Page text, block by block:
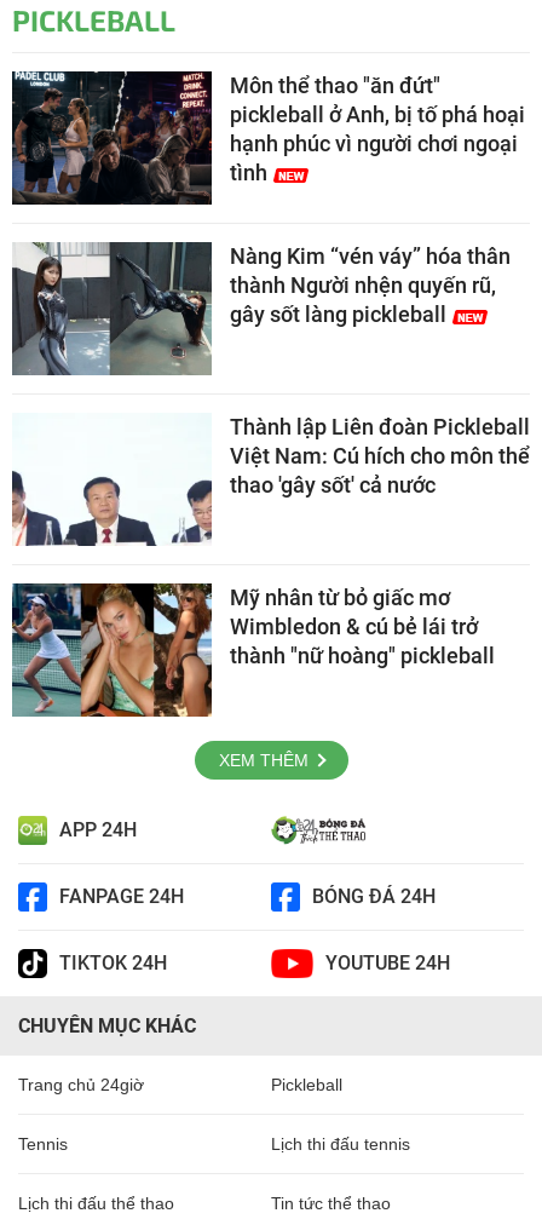
PICKLEBALL
Môn thể thao "ăn đứt"
pickleball ở Anh, bị tố phá hoại
hạnh phúc vì người chơi ngoại
tình
Nàng Kim “vén váy” hóa thân
thành Người nhện quyến rũ,
gây sốt làng pickleball
Thành lập Liên đoàn Pickleball
Việt Nam: Cú hích cho môn thể
thao 'gây sốt' cả nước
Mỹ nhân từ bỏ giấc mơ
Wimbledon & cú bẻ lái trở
thành "nữ hoàng" pickleball
XEM THÊM
APP 24H
FANPAGE 24H BÓNG ĐÁ 24H
TIKTOK 24H YOUTUBE 24H
CHUYÊN MỤC KHÁC
Trang chủ 24giờ Pickleball
Tennis Lịch thi đấu tennis
Lịch thi đấu thể thao Tin tức thể thao